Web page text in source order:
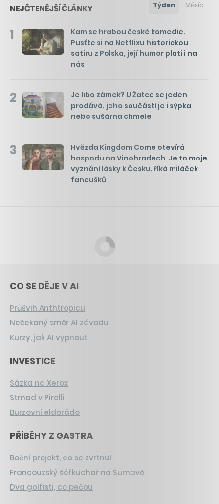
NEJČTENĚJŠÍ ČLÁNKY Týden Měsíc
1
Kam se hrabou české komedie.
Pusťte si na Netflixu historickou
satiru z Polska, její humor platí i na
nás
2
Je libo zámek? U Žatce se jeden
prodává, jeho součástí je i sýpka
nebo sušárna chmele
3
Hvězda Kingdom Come otevírá
hospodu na Vinohradech. Je to moje
vyznání lásky k Česku, říká miláček
fanoušků
CO SE DĚJE V AI
Průšvih Anthtropicu
Nečekaný směr AI závodu
Kurzy, jak AI vypnout
INVESTICE
Sázka na Xerox
Strnad v Pirelli
Burzovní eldorádo
PŘÍBĚHY Z GASTRA
Boční projekt, co se zvrtnul
Francouzský šéfkuchař na Šumavě
Dva golfisti, co pečou